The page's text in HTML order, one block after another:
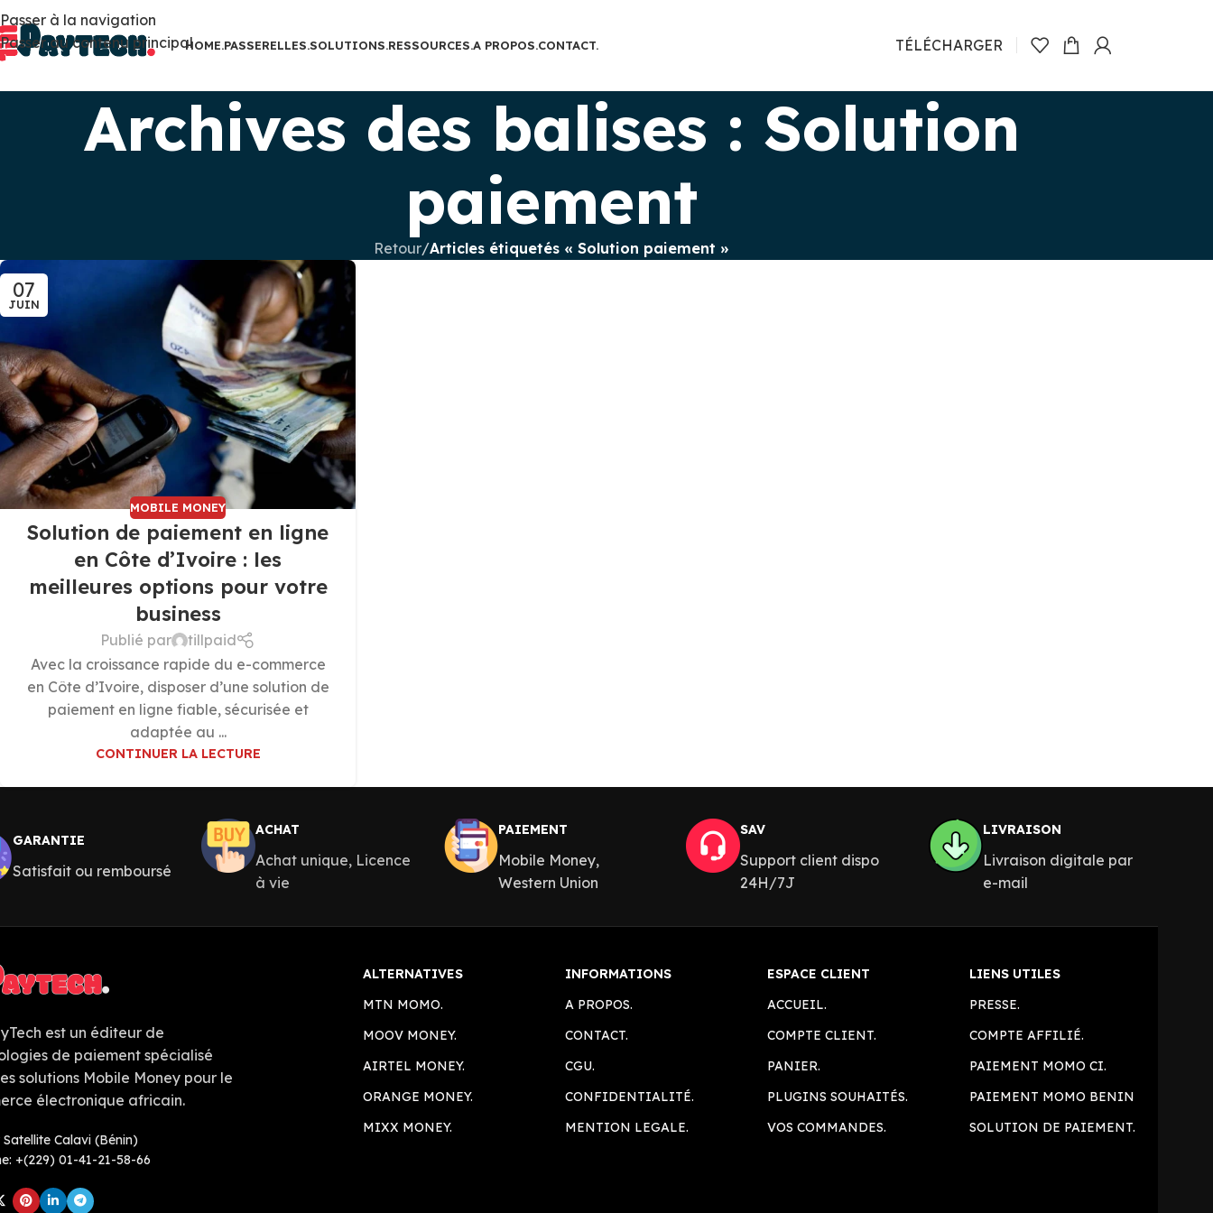
Passer à la navigation
Passer au contenu principalHOME.PASSERELLES.SOLUTIONS.RESSOURCES.A PROPOS.CONTACT. TÉLÉCHARGER
Archives des balises : Solution
paiement
Retour/Articles étiquetés « Solution paiement »
07
JUIN
MOBILE MONEY
Solution de paiement en ligne
en Côte d’Ivoire : les
meilleures options pour votre
business
Publié par
tillpaid
Avec la croissance rapide du e-commerce
en Côte d’Ivoire, disposer d’une solution de
paiement en ligne fiable, sécurisée et
adaptée au ...
CONTINUER LA LECTURE
GARANTIE
Satisfait ou remboursé
ACHAT
Achat unique, Licence
à vie
PAIEMENT
Mobile Money,
Western Union
SAV
Support client dispo
24H/7J
LIVRAISON
Livraison digitale par
e-mail
est un éditeur de
de paiement spécialisé
solutions Mobile Money pour le
électronique africain.
Satellite Calavi (Bénin)
+(229) 01-41-21-58-66
ALTERNATIVES
MTN MOMO.
MOOV MONEY.
AIRTEL MONEY.
ORANGE MONEY.
MIXX MONEY.
INFORMATIONS
A PROPOS.
CONTACT.
CGU.
CONFIDENTIALITÉ.
MENTION LEGALE.
ESPACE CLIENT
ACCUEIL.
COMPTE CLIENT.
PANIER.
PLUGINS SOUHAITÉS.
VOS COMMANDES.
LIENS UTILES
PRESSE.
COMPTE AFFILIÉ.
PAIEMENT MOMO CI.
PAIEMENT MOMO BENIN
SOLUTION DE PAIEMENT.